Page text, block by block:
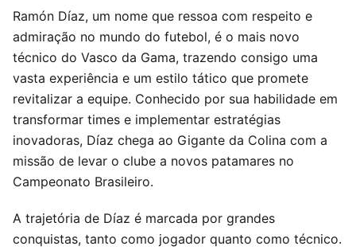
Ramón Díaz, um nome que ressoa com respeito e
admiração no mundo do futebol, é o mais novo
técnico do Vasco da Gama, trazendo consigo uma
vasta experiência e um estilo tático que promete
revitalizar a equipe. Conhecido por sua habilidade em
transformar times e implementar estratégias
inovadoras, Díaz chega ao Gigante da Colina com a
missão de levar o clube a novos patamares no
Campeonato Brasileiro.
A trajetória de Díaz é marcada por grandes
conquistas, tanto como jogador quanto como técnico.